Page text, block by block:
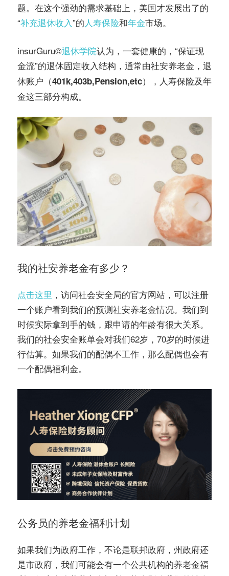
题。在这个强劲的需求基础上，美国才发展出了的
“补充退休收入”的人寿保险和年金市场。
insurGuru©️退休学院认为，一套健康的，“保证现
金流”的退休固定收入结构，通常由社安养老金，退
休账户（401k,403b,Pension,etc），人寿保险及年
金这三部分构成。
我的社安养老金有多少？
点击这里 ，访问社会安全局的官方网站，可以注册
一个账户看到我们的预测社安养老金情况。我们到
时候实际拿到手的钱，跟申请的年龄有很大关系。
我们的社会安全账单会对我们62岁，70岁的时候进
行估算。如果我们的配偶不工作，那么配偶也会有
一个配偶福利金。
公务员的养老金福利计划
如果我们为政府工作，不论是联邦政府，州政府还
是市政府，我们可能会有一个公共机构的养老金福